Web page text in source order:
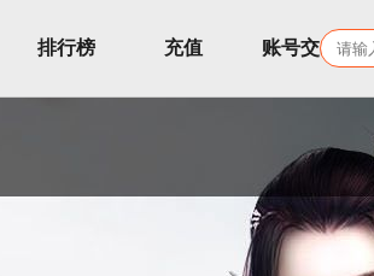
排行榜 充值 账号交易